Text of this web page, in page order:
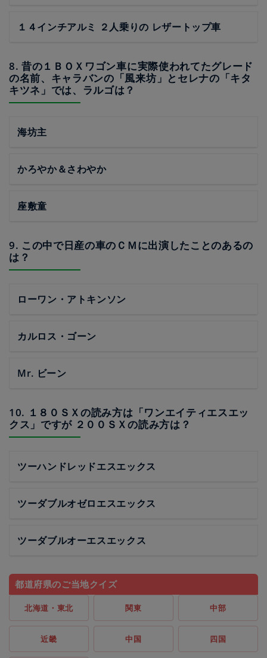
１４インチアルミ ２人乗りの レザートップ車
8. 昔の１ＢＯＸワゴン車に実際使われてたグレード
の名前、キャラバンの「風来坊」とセレナの「キタ
キツネ」では、ラルゴは？
海坊主
かろやか＆さわやか
座敷童
9. この中で日産の車のＣＭに出演したことのあるの
は？
ローワン・アトキンソン
カルロス・ゴーン
Mr. ビーン
10. １８０ＳＸの読み方は「ワンエイティエスエッ
クス」ですが ２００ＳＸの読み方は？
ツーハンドレッドエスエックス
ツーダブルオゼロエスエックス
ツーダブルオーエスエックス
都道府県のご当地クイズ
北海道・東北 関東 中部
近畿 中国 四国